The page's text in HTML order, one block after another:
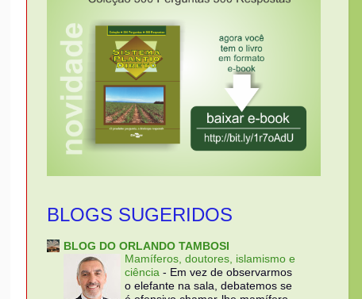
BLOGS SUGERIDOS
BLOG DO ORLANDO TAMBOSI
Mamíferos, doutores, islamismo e
ciência - Em vez de observarmos
o elefante na sala, debatemos se